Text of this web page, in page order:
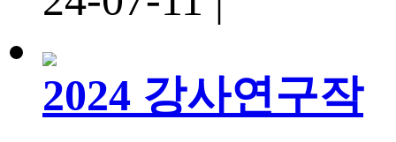
2024 강사연구작